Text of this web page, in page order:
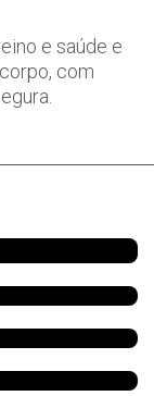
e saúde e
com